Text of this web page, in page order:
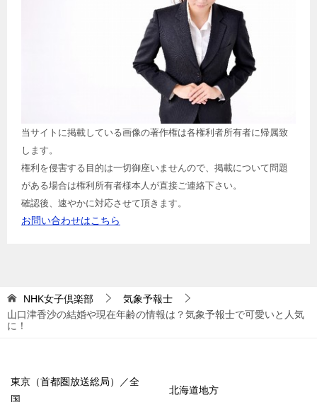
当サイトに掲載している画像の著作権は各権利者所有者に帰属致
します。
権利を侵害する目的は一切御座いませんので、掲載について問題
がある場合は権利所有者様本人が直接ご連絡下さい。
確認後、速やかに対応させて頂きます。
お問い合わせはこちら
NHK女子倶楽部
気象予報士
山口津香沙の結婚や現在年齢の情報は？気象予報士で可愛いと人気
に！
東京（首都圏放送総局）／全
国
北海道地方